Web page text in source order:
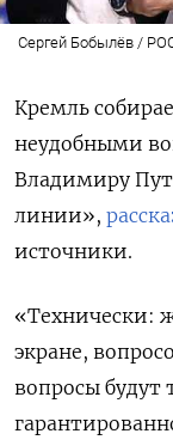
Сергей Бобылёв /
Кремль
неудобными
Владимиру
линии»,
источники.
«Технически:
экране,
вопросы